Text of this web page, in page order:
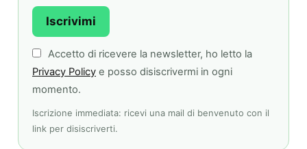
Iscrivimi
Accetto di ricevere la newsletter, ho letto la
Privacy Policy e posso disiscrivermi in ogni
momento.
Iscrizione immediata: ricevi una mail di benvenuto con il
link per disiscriverti.